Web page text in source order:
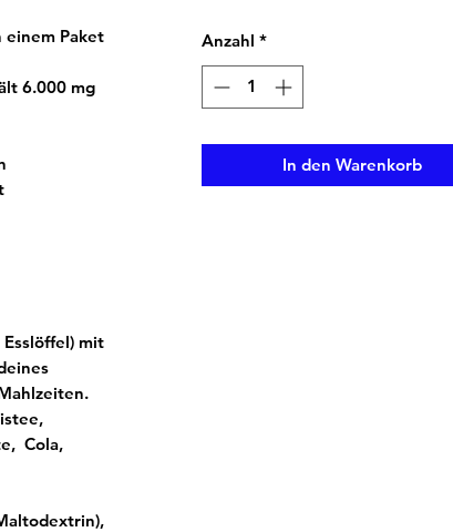
einem Paket
6.000 mg
mit
Cola,
Anzahl *
In den Warenkorb